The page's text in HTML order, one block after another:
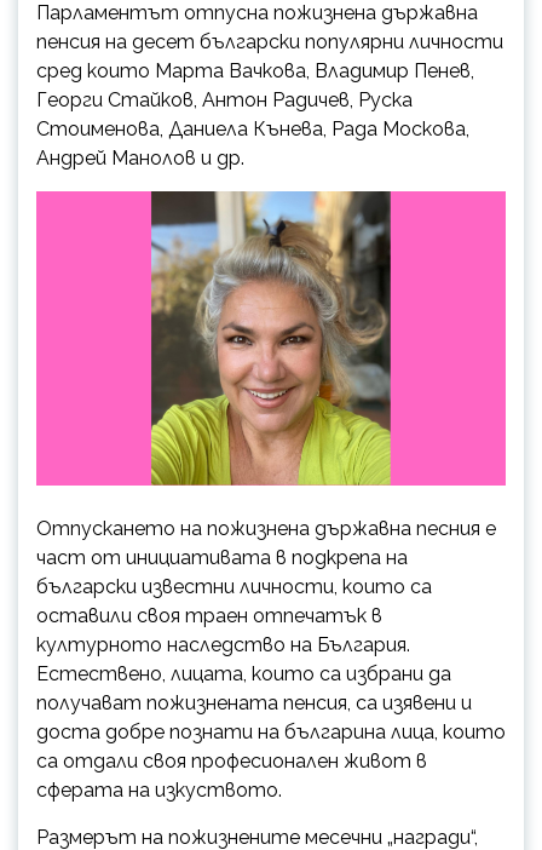
Парламентът отпусна пожизнена държавна
пенсия на десет български популярни личности
сред които Марта Вачкова, Владимир Пенев,
Георги Стайков, Антон Радичев, Руска
Стоименова, Даниела Кънева, Рада Москова,
Андрей Манолов и др.
Отпускането на пожизнена държавна песния е
част от инициативата в подкрепа на
български известни личности, които са
оставили своя траен отпечатък в
културното наследство на България.
Естествено, лицата, които са избрани да
получават пожизнената пенсия, са изявени и
доста добре познати на българина лица, които
са отдали своя професионален живот в
сферата на изкуството.
Размерът на пожизнените месечни „награди“,